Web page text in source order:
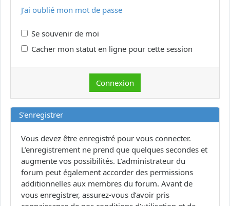
J’ai oublié mon mot de passe
Se souvenir de moi
Cacher mon statut en ligne pour cette session
S’enregistrer
Vous devez être enregistré pour vous connecter.
L’enregistrement ne prend que quelques secondes et
augmente vos possibilités. L’administrateur du
forum peut également accorder des permissions
additionnelles aux membres du forum. Avant de
vous enregistrer, assurez-vous d’avoir pris